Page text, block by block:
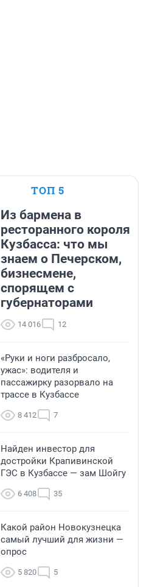
ТОП 5
Из бармена в
ресторанного короля
Кузбасса: что мы
знаем о Печерском,
бизнесмене,
спорящем с
губернаторами
14 016 12
«Руки и ноги разбросало,
ужас»: водителя и
пассажирку разорвало на
трассе в Кузбассе
8 412 7
Найден инвестор для
достройки Крапивинской
ГЭС в Кузбассе — зам Шойгу
6 408 35
Какой район Новокузнецка
самый лучший для жизни —
опрос
5 820 5